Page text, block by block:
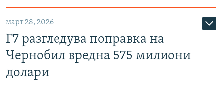
март 28, 2026
Г7 разгледува поправка на
Чернобил вредна 575 милиони
долари